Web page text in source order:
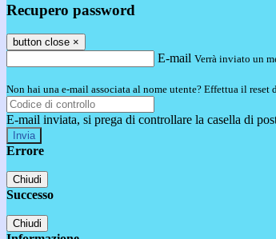
Recupero password
button close ×
E-mail Verrà inviato un
Non hai una e-mail associata al nome utente? Effettua il reset
E-mail inviata, si prega di controllare la casella di
Errore
Chiudi
Successo
Chiudi